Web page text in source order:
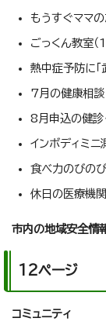
もうすぐママの
ごっくん教室（1
熱中症予防に「
7月の健康相談
8月申込の健診
インボディミニ
食べ力のびの
休日の医療機関
市内の地域安全情
12ページ
コミュニティ